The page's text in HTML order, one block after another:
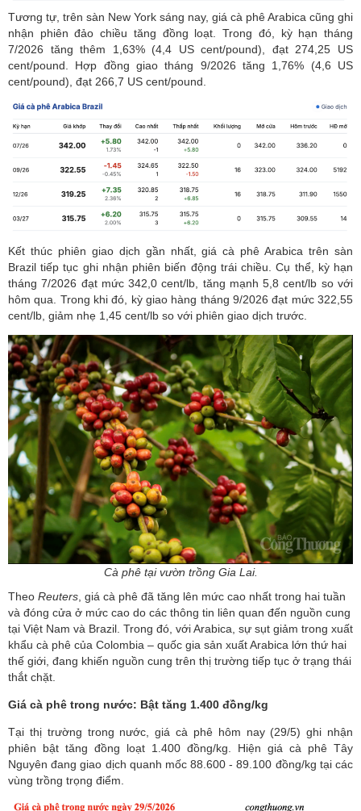
Tương tự, trên sàn New York sáng nay, giá cà phê Arabica cũng ghi
nhận phiên đảo chiều tăng đồng loạt. Trong đó, kỳ hạn tháng
7/2026 tăng thêm 1,63% (4,4 US cent/pound), đạt 274,25 US
cent/pound. Hợp đồng giao tháng 9/2026 tăng 1,76% (4,6 US
cent/pound), đạt 266,7 US cent/pound.
Kết thúc phiên giao dịch gần nhất, giá cà phê Arabica trên sàn
Brazil tiếp tục ghi nhận phiên biến động trái chiều. Cụ thể, kỳ hạn
tháng 7/2026 đạt mức 342,0 cent/lb, tăng mạnh 5,8 cent/lb so với
hôm qua. Trong khi đó, kỳ giao hàng tháng 9/2026 đạt mức 322,55
cent/lb, giảm nhẹ 1,45 cent/lb so với phiên giao dịch trước.
Cà phê tại vườn trồng Gia Lai.
Theo Reuters, giá cà phê đã tăng lên mức cao nhất trong hai tuần
và đóng cửa ở mức cao do các thông tin liên quan đến nguồn cung
tại Việt Nam và Brazil. Trong đó, với Arabica, sự sụt giảm trong xuất
khẩu cà phê của Colombia – quốc gia sản xuất Arabica lớn thứ hai
thế giới, đang khiến nguồn cung trên thị trường tiếp tục ở trạng thái
thắt chặt.
Giá cà phê trong nước: Bật tăng 1.400 đồng/kg
Tại thị trường trong nước, giá cà phê hôm nay (29/5) ghi nhận
phiên bật tăng đồng loạt 1.400 đồng/kg. Hiện giá cà phê Tây
Nguyên đang giao dịch quanh mốc 88.600 - 89.100 đồng/kg tại các
vùng trồng trọng điểm.